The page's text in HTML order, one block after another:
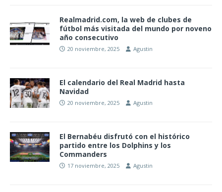
Realmadrid.com, la web de clubes de
fútbol más visitada del mundo por noveno
año consecutivo
20 noviembre, 2025 Agustin
El calendario del Real Madrid hasta
Navidad
20 noviembre, 2025 Agustin
El Bernabéu disfrutó con el histórico
partido entre los Dolphins y los
Commanders
17 noviembre, 2025 Agustin